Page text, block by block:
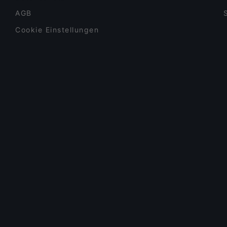
AGB
Cookie Einstellungen